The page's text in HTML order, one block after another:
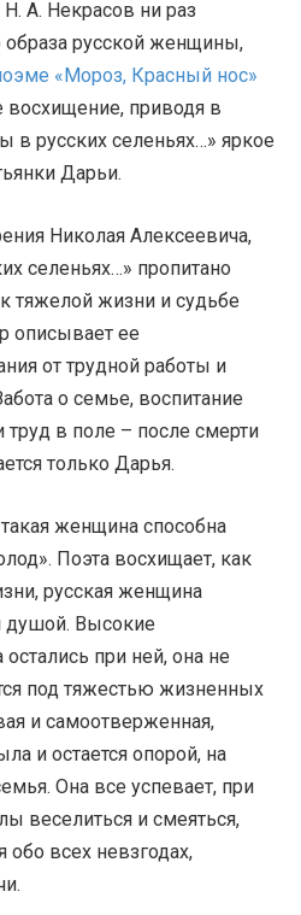
А. Некрасов ни раз
образа русской женщины,
«Мороз, Красный нос»
приводя в
русских селеньях…» яркое
Дарьи.
Николая Алексеевича,
селеньях…» пропитано
тяжелой жизни и судьбе
описывает ее
от трудной работы и
о семье, воспитание
труд в поле – после смерти
только Дарья.
женщина способна
Поэта восхищает, как
русская женщина
душой. Высокие
при ней, она не
под тяжестью жизненных
и самоотверженная,
и остается опорой, на
Она все успевает, при
веселиться и смеяться,
всех невзгодах,